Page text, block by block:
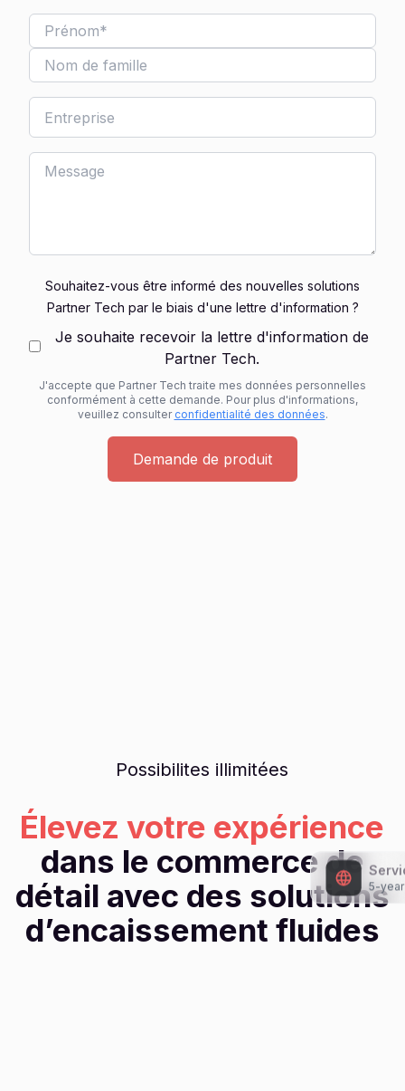
Souhaitez-vous être informé des nouvelles solutions
Partner Tech par le biais d'une lettre d'information ?
Je souhaite recevoir la lettre d'information de
Partner Tech.
J'accepte que Partner Tech traite mes données personnelles
conformément à cette demande. Pour plus d'informations,
veuillez consulter confidentialité des données.
Demande de produit
Possibilites illimitées
Élevez votre expérience
dans le commerce de
détail avec des solutions
d’encaissement fluides